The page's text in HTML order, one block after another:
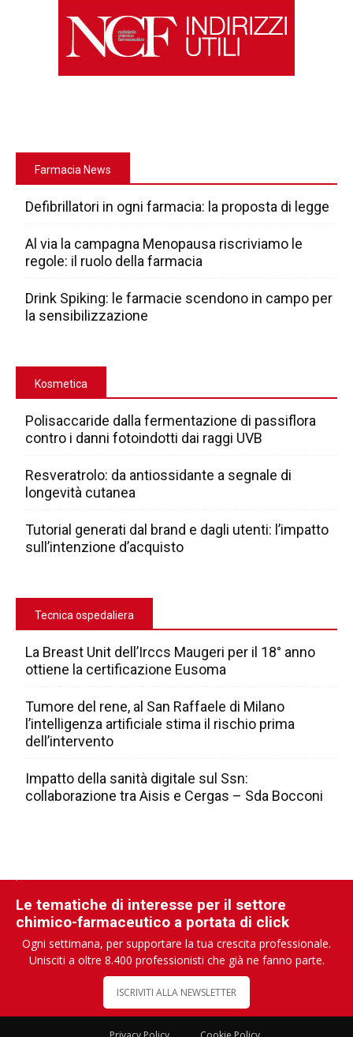
Farmacia News
Defibrillatori in ogni farmacia: la proposta di legge
Al via la campagna Menopausa riscriviamo le
regole: il ruolo della farmacia
Drink Spiking: le farmacie scendono in campo per
la sensibilizzazione
Kosmetica
Polisaccaride dalla fermentazione di passiflora
contro i danni fotoindotti dai raggi UVB
Resveratrolo: da antiossidante a segnale di
longevità cutanea
Tutorial generati dal brand e dagli utenti: l’impatto
sull’intenzione d’acquisto
Tecnica ospedaliera
La Breast Unit dell’Irccs Maugeri per il 18° anno
ottiene la certificazione Eusoma
Tumore del rene, al San Raffaele di Milano
l’intelligenza artificiale stima il rischio prima
dell’intervento
Impatto della sanità digitale sul Ssn:
collaborazione tra Aisis e Cergas – Sda Bocconi
Le tematiche di interesse per il settore
chimico-farmaceutico a portata di click
Ogni settimana, per supportare la tua crescita professionale.
Unisciti a oltre 8.400 professionisti che già ne fanno parte.
ISCRIVITI ALLA NEWSLETTER